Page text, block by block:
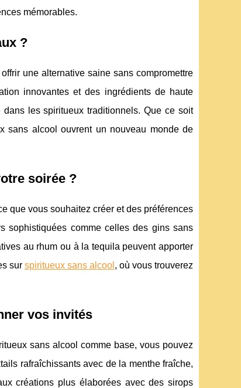
mémorables.
?
une alternative saine sans compromettre
innovantes et des ingrédients de haute
les spiritueux traditionnels. Que ce soit
sans alcool ouvrent un nouveau monde de
soirée ?
que vous souhaitez créer et des préférences
sophistiquées comme celles des gins sans
au rhum ou à la tequila peuvent apporter
sur spiritueux sans alcool , où vous trouverez
vos invités
sans alcool comme base, vous pouvez
rafraîchissants avec de la menthe fraîche,
créations plus élaborées avec des sirops